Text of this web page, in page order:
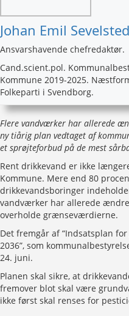
Johan Emil Sevelsted
Ansvarshavende chefredaktør.
Cand.scient.pol.
Kommune 2019-2025.
Folkeparti i Svendborg.
Flere vandværker har allerede
ny tiårig plan vedtaget af
et sprøjteforbud på de mest
Rent drikkevand er ikke
Kommune. Mere end 80
drikkevandsboringer
vandværker har allerede
overholde grænseværdierne.
Det fremgår af “Indsatsplan
2036”, som
24. juni.
Planen skal sikre, at
fremover blot skal være
ikke først skal renses for